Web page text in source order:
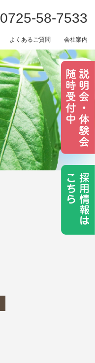
よくあるご質問 会社案内
0725-58-7533